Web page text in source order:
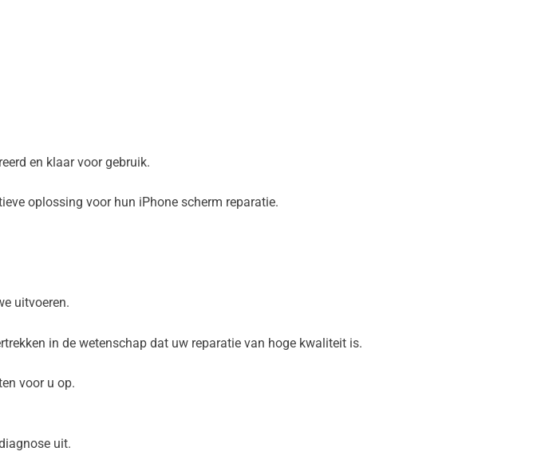
en klaar voor gebruik.
oplossing voor hun iPhone scherm reparatie.
uitvoeren.
in de wetenschap dat uw reparatie van hoge kwaliteit is.
voor u op.
uit.